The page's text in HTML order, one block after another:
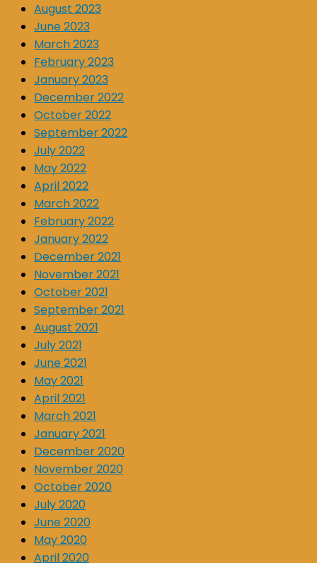
August 2023
June 2023
March 2023
February 2023
January 2023
December 2022
October 2022
September 2022
July 2022
May 2022
April 2022
March 2022
February 2022
January 2022
December 2021
November 2021
October 2021
September 2021
August 2021
July 2021
June 2021
May 2021
April 2021
March 2021
January 2021
December 2020
November 2020
October 2020
July 2020
June 2020
May 2020
April 2020